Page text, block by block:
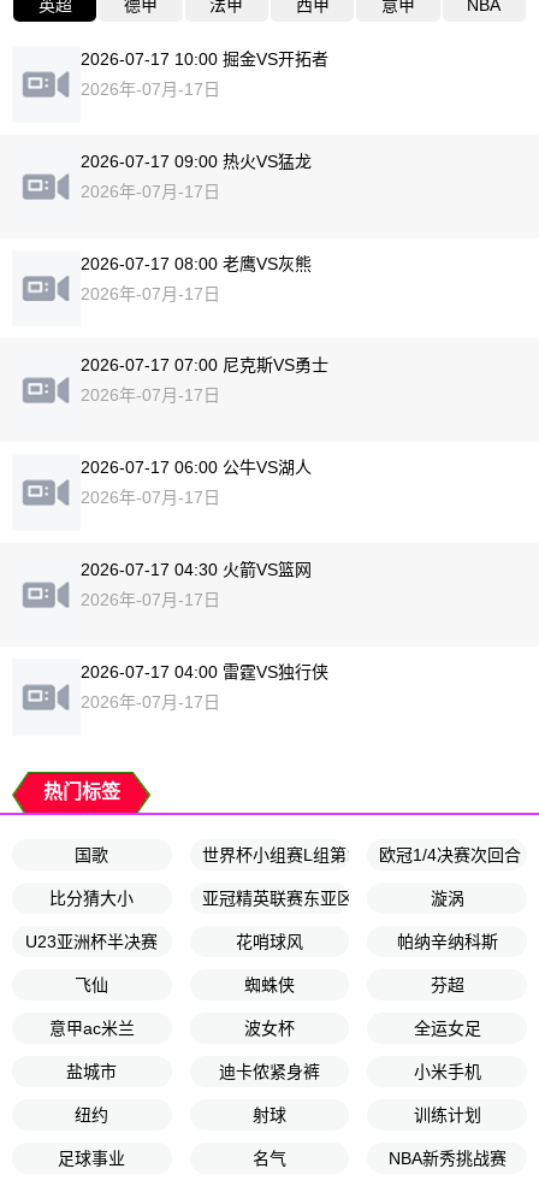
英超 德甲 法甲 西甲 意甲 NBA
2026-07-17 10:00 掘金VS开拓者
2026年-07月-17日
2026-07-17 09:00 热火VS猛龙
2026年-07月-17日
2026-07-17 08:00 老鹰VS灰熊
2026年-07月-17日
2026-07-17 07:00 尼克斯VS勇士
2026年-07月-17日
2026-07-17 06:00 公牛VS湖人
2026年-07月-17日
2026-07-17 04:30 火箭VS篮网
2026年-07月-17日
2026-07-17 04:00 雷霆VS独行侠
2026年-07月-17日
热门标签
国歌 世界杯小组赛L组第1轮 欧冠1/4决赛次回合
比分猜大小 亚冠精英联赛东亚区第8轮 漩涡
U23亚洲杯半决赛 花哨球风 帕纳辛纳科斯
飞仙 蜘蛛侠 芬超
意甲ac米兰 波女杯 全运女足
盐城市 迪卡侬紧身裤 小米手机
纽约 射球 训练计划
足球事业 名气 NBA新秀挑战赛